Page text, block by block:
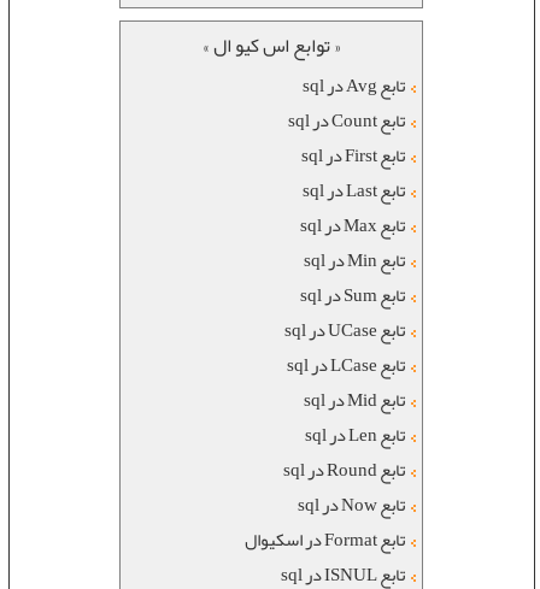
« توابع اس کیو ال »
تابع Avg در sql
تابع Count در sql
تابع First در sql
تابع Last در sql
تابع Max در sql
تابع Min در sql
تابع Sum در sql
تابع UCase در sql
تابع LCase در sql
تابع Mid در sql
تابع Len در sql
تابع Round در sql
تابع Now در sql
تابع Format در اسکیوال
تابع ISNUL در sql